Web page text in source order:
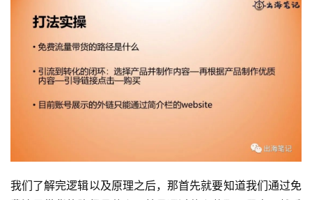
我们了解完逻辑以及原理之后，那首先就要知道我们通过免